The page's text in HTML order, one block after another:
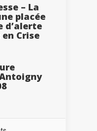
– La
placée
d’alerte
Crise